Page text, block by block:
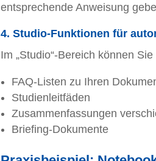
entsprechende Anweisung
4. Studio-Funktionen für
Im „Studio“-Bereich können
FAQ-Listen zu Ihren
Studienleitfäden
Zusammenfassungen
Briefing-Dokumente